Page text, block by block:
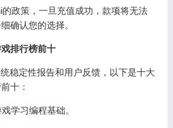
的政策，一旦充值成功，款项将无法
确认您的选择。
排行榜前十
稳定性报告和用户反馈，以下是十大
十：
学习编程基础。